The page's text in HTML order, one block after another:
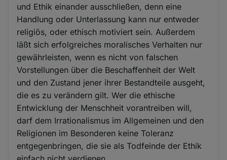
und Ethik einander ausschließen, denn eine
Handlung oder Unterlassung kann nur entweder
religiös, oder ethisch motiviert sein. Außerdem
läßt sich erfolgreiches moralisches Verhalten nur
gewährleisten, wenn es nicht von falschen
Vorstellungen über die Beschaffenheit der Welt
und den Zustand jener ihrer Bestandteile ausgeht,
die es zu verändern gilt. Wer die ethische
Entwicklung der Menschheit vorantreiben will,
darf dem Irrationalismus im Allgemeinen und den
Religionen im Besonderen keine Toleranz
entgegenbringen, die sie als Todfeinde der Ethik